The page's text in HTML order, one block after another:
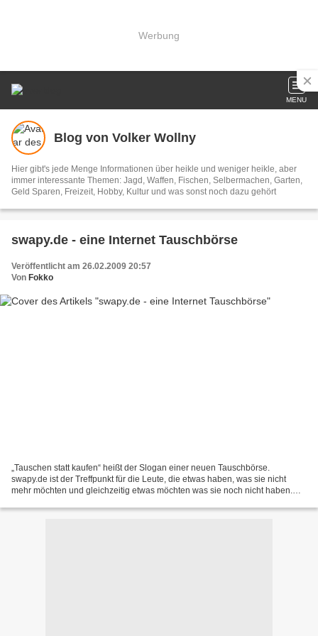
Werbung
MENU
Blog von Volker Wollny
Hier gibt's jede Menge Informationen über heikle und weniger heikle, aber
immer interessante Themen: Jagd, Waffen, Fischen, Selbermachen, Garten,
Geld Sparen, Freizeit, Hobby, Kultur und was sonst noch dazu gehört
swapy.de - eine Internet Tauschbörse
Veröffentlicht am 26.02.2009 20:57
Von Fokko
„Tauschen statt kaufen“ heißt der Slogan einer neuen Tauschbörse.
swapy.de ist der Treffpunkt für die Leute, die etwas haben, was sie nicht
mehr möchten und gleichzeitig etwas möchten was sie noch nicht haben.